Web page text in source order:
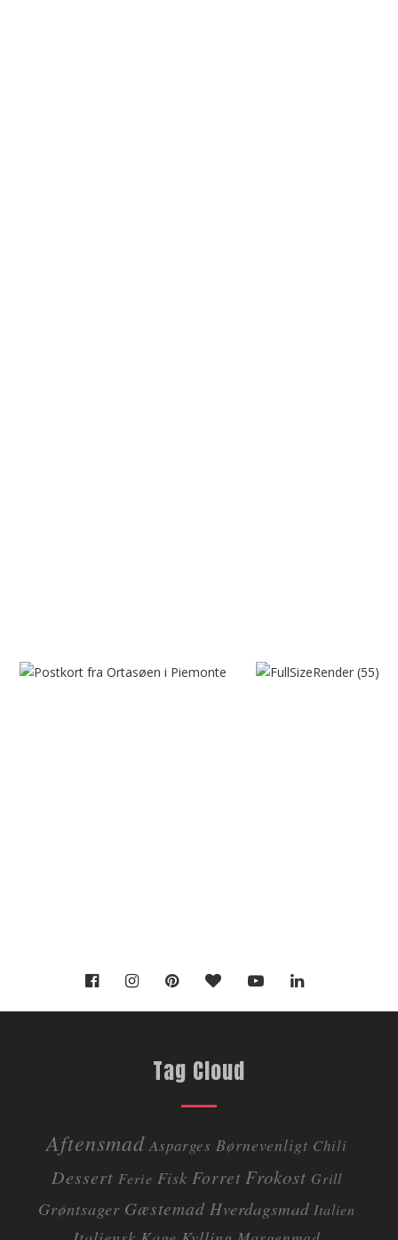
Tag Cloud
Aftensmad Asparges Børnevenligt Chili
Dessert Ferie Fisk ForretFrokost Grill
Grøntsager Gæstemad Hverdagsmad Italien